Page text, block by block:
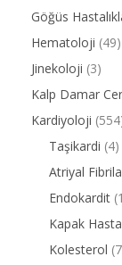
Göğüs
Hematoloji (49)
Jinekoloji (3)
Kalp Damar
Kardiyoloji
Taşikardi (4)
Atriyal
Endokardit
Kapak
Kolesterol